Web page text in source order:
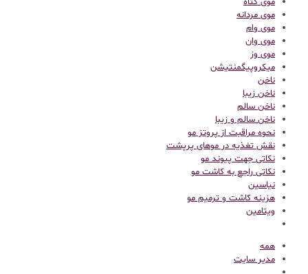
موی مردانه
موی وام
موی وان
موی وز
میکروپیگمنتیشن
ناخن
ناخن زیبا
ناخن سالم
ناخن سالم و زیبا
نحوه مراقبت از پروتز مو
نقش تغذیه در موهای پرپشت
نکاتی جهت پیوند مو
نکاتی راجع به کاشت مو
نیاسین
هزینه کاشت و ترمیم مو
ویتامین
همه
مدیر سایت